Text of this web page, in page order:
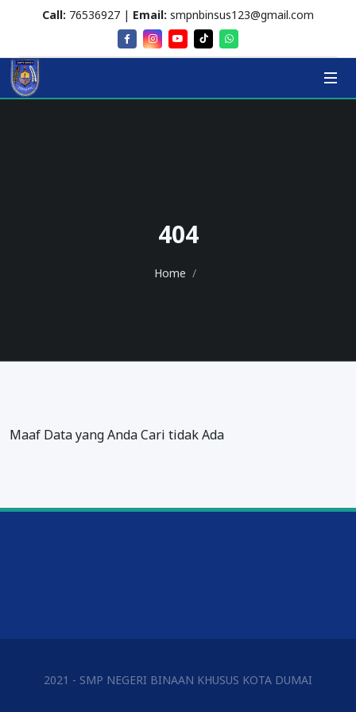
Call: 76536927 | Email: smpnbinsus123@gmail.com
404
Home
Maaf Data yang Anda Cari tidak Ada
2021 - SMP NEGERI BINAAN KHUSUS KOTA DUMAI